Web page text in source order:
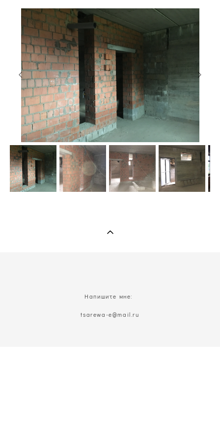
Напишите мне:
tsarewa-e@mail.ru